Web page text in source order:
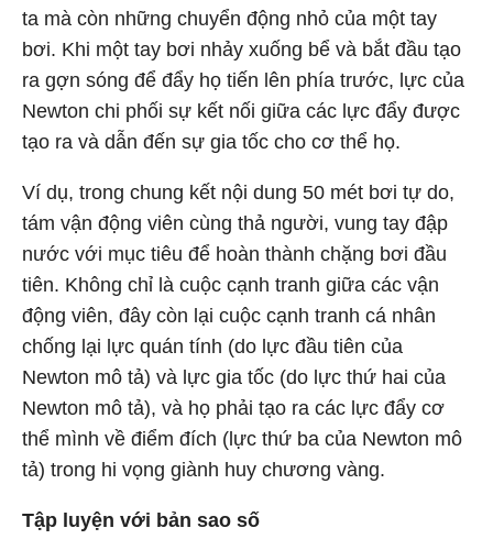
ta mà còn những chuyển động nhỏ của một tay
bơi. Khi một tay bơi nhảy xuống bể và bắt đầu tạo
ra gợn sóng để đẩy họ tiến lên phía trước, lực của
Newton chi phối sự kết nối giữa các lực đẩy được
tạo ra và dẫn đến sự gia tốc cho cơ thể họ.
Ví dụ, trong chung kết nội dung 50 mét bơi tự do,
tám vận động viên cùng thả người, vung tay đập
nước với mục tiêu để hoàn thành chặng bơi đầu
tiên. Không chỉ là cuộc cạnh tranh giữa các vận
động viên, đây còn lại cuộc cạnh tranh cá nhân
chống lại lực quán tính (do lực đầu tiên của
Newton mô tả) và lực gia tốc (do lực thứ hai của
Newton mô tả), và họ phải tạo ra các lực đẩy cơ
thể mình về điểm đích (lực thứ ba của Newton mô
tả) trong hi vọng giành huy chương vàng.
Tập luyện với bản sao số